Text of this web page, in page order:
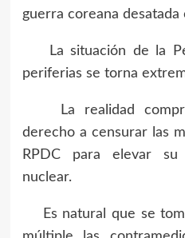
guerra coreana
La situación de la
periferias se torna
La realidad
derecho a censurar las
RPDC para elevar su
nuclear.
Es natural que se